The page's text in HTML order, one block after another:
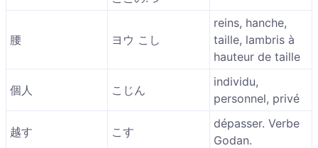
腰 ヨウ こし
reins, hanche,
taille, lambris à
hauteur de taille
個人 こじん
individu,
personnel, privé
越す こす
dépasser. Verbe
Godan.